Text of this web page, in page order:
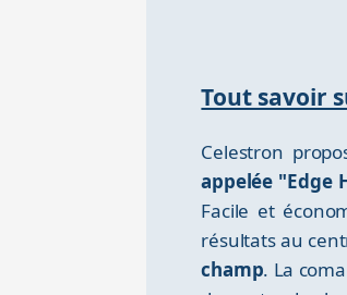
Tout savoir
Celestron
appelée "Edge
Facile et
résultats au
champ. La